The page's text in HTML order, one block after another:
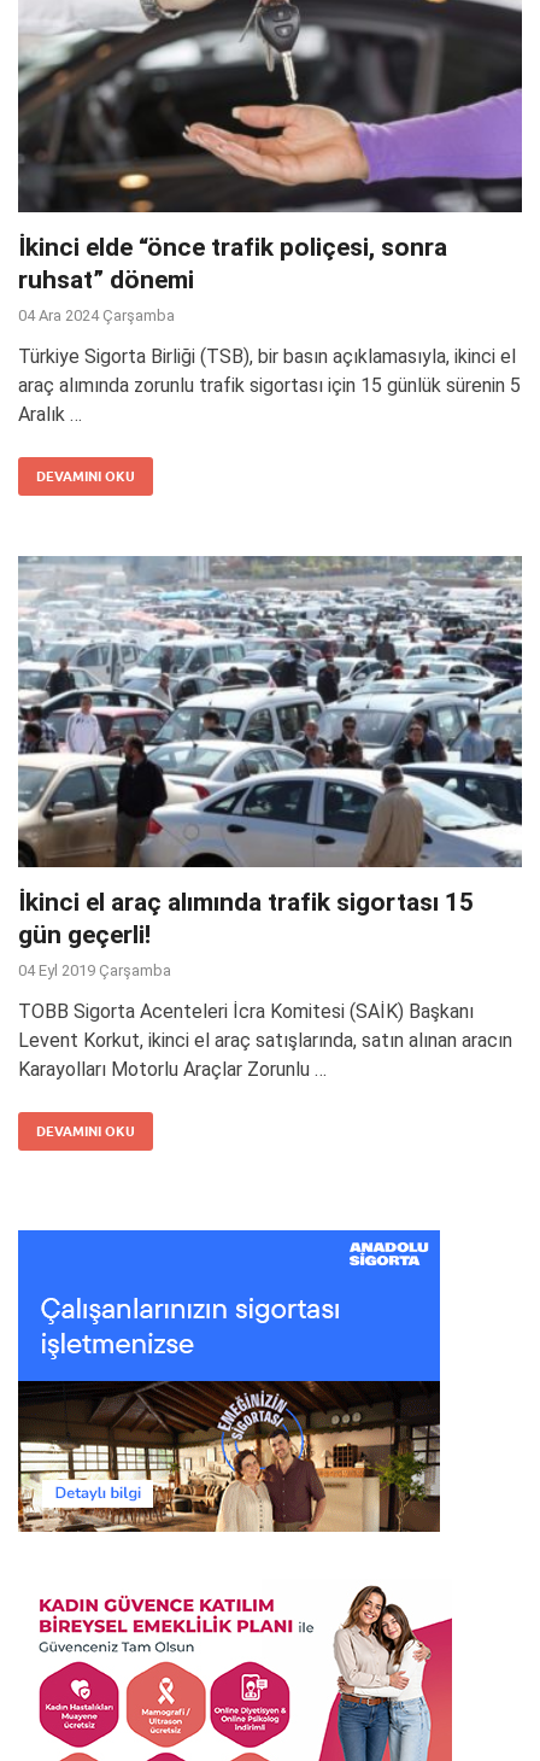
İkinci elde “önce trafik poliçesi, sonra
ruhsat” dönemi
04 Ara 2024 Çarşamba
Türkiye Sigorta Birliği (TSB), bir basın açıklamasıyla, ikinci el
araç alımında zorunlu trafik sigortası için 15 günlük sürenin 5
Aralık …
DEVAMINI OKU
İkinci el araç alımında trafik sigortası 15
gün geçerli!
04 Eyl 2019 Çarşamba
TOBB Sigorta Acenteleri İcra Komitesi (SAİK) Başkanı
Levent Korkut, ikinci el araç satışlarında, satın alınan aracın
Karayolları Motorlu Araçlar Zorunlu …
DEVAMINI OKU